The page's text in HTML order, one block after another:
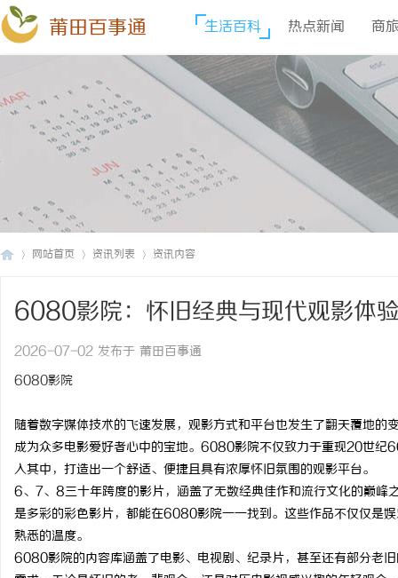
莆田百事通 生活百科 热点新闻 商
网站首页 资讯列表 资讯内容
6080影院：怀旧经典与现代观影体
2026-07-02 发布于 莆田百事通
6080影院
随着数字媒体技术的飞速发展，观影方式和平台也发生了翻天覆地
成为众多电影爱好者心中的宝地。6080影院不仅致力于重现20世纪
入其中，打造出一个舒适、便捷且具有浓厚怀旧氛围的观影平台。
6、7、8三十年跨度的影片，涵盖了无数经典佳作和流行文化的巅峰
是多彩的彩色影片，都能在6080影院一一找到。这些作品不仅仅是
熟悉的温度。
6080影院的内容库涵盖了电影、电视剧、纪录片，甚至还有部分老